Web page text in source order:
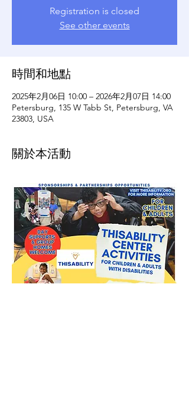
Registration is closed
See other events
時間和地點
2025年2月06日 10:00 – 2026年2月07日 14:00
Petersburg, 135 W Tabb St, Petersburg, VA
23803, USA
關於本活動